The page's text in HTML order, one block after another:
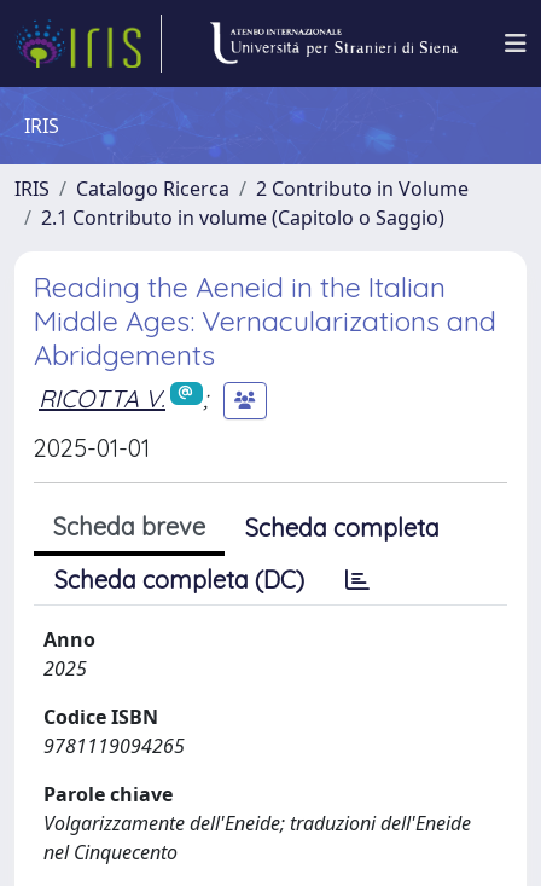
IRIS
IRIS Catalogo Ricerca
2 Contributo in Volume
2.1 Contributo in volume (Capitolo o Saggio)
Reading the Aeneid in the Italian
Middle Ages: Vernacularizations and
Abridgements
RICOTTA V.
;
2025-01-01
Scheda breve
Scheda completa
Scheda completa (DC)
Anno
2025
Codice ISBN
9781119094265
Parole chiave
Volgarizzamente dell'Eneide; traduzioni dell'Eneide
nel Cinquecento